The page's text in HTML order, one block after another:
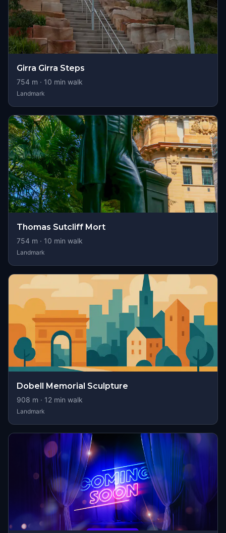
Girra Girra Steps
754 m · 10 min walk
Landmark
Thomas Sutcliff Mort
754 m · 10 min walk
Landmark
Dobell Memorial Sculpture
908 m · 12 min walk
Landmark